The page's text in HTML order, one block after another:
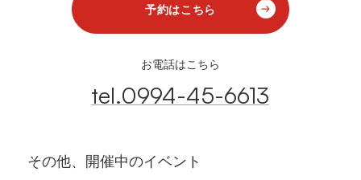
予約はこちら
お電話はこちら
tel.0994-45-6613
その他、開催中のイベント